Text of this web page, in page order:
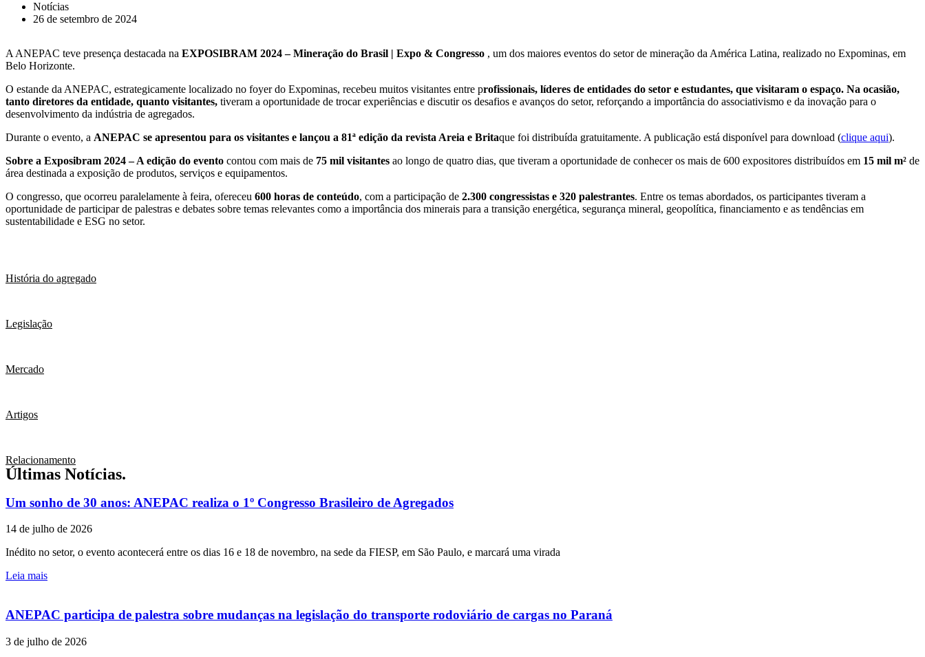
Notícias
26 de setembro de 2024
A ANEPAC teve presença destacada na EXPOSIBRAM 2024 – Mineração do Brasil | Expo & Congresso , um dos maiores eventos do setor de mineração da América Latina, realizado no Expominas, em
Belo Horizonte.
O estande da ANEPAC, estrategicamente localizado no foyer do Expominas, recebeu muitos visitantes entre profissionais, líderes de entidades do setor e estudantes, que visitaram o espaço. Na ocasião,
tanto diretores da entidade, quanto visitantes, tiveram a oportunidade de trocar experiências e discutir os desafios e avanços do setor, reforçando a importância do associativismo e da inovação para o
desenvolvimento da indústria de agregados.
Durante o evento, a ANEPAC se apresentou para os visitantes e lançou a 81ª edição da revista Areia e Britaque foi distribuída gratuitamente. A publicação está disponível para download (clique aqui).
Sobre a Exposibram 2024 – A edição do evento contou com mais de 75 mil visitantes ao longo de quatro dias, que tiveram a oportunidade de conhecer os mais de 600 expositores distribuídos em 15 mil m² de
área destinada a exposição de produtos, serviços e equipamentos.
O congresso, que ocorreu paralelamente à feira, ofereceu 600 horas de conteúdo, com a participação de 2.300 congressistas e 320 palestrantes. Entre os temas abordados, os participantes tiveram a
oportunidade de participar de palestras e debates sobre temas relevantes como a importância dos minerais para a transição energética, segurança mineral, geopolítica, financiamento e as tendências em
sustentabilidade e ESG no setor.
História do agregado
Legislação
Mercado
Artigos
Relacionamento
Últimas Notícias.
Um sonho de 30 anos: ANEPAC realiza o 1º Congresso Brasileiro de Agregados
14 de julho de 2026
Inédito no setor, o evento acontecerá entre os dias 16 e 18 de novembro, na sede da FIESP, em São Paulo, e marcará uma virada
Leia mais
ANEPAC participa de palestra sobre mudanças na legislação do transporte rodoviário de cargas no Paraná
3 de julho de 2026